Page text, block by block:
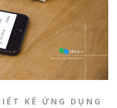
KẾ ỨNG DỤNG